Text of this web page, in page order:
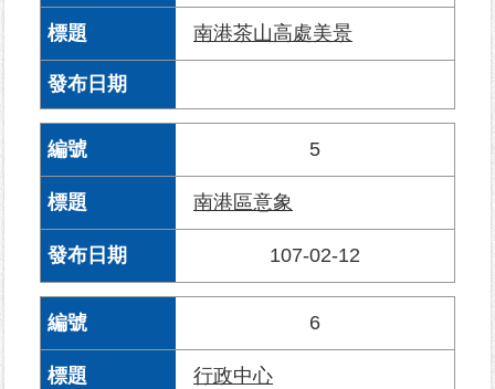
訊-
Disaster
prevention
Information
申
案
無
障
礙
專
區
南港茶山高處美景
5
南港區意象
107-02-12
6
行政中心